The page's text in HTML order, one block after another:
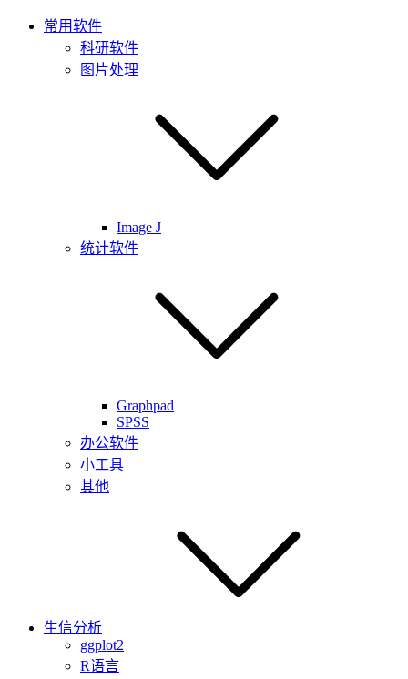
常用软件
科研软件
图片处理
Image J
统计软件
Graphpad
SPSS
办公软件
小工具
其他
生信分析
ggplot2
R语言